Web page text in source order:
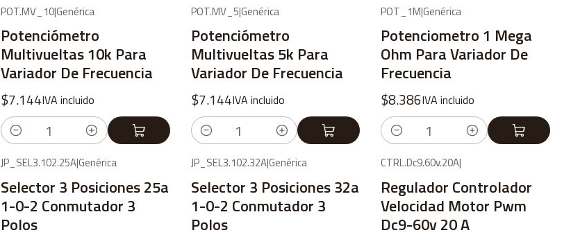
POT.MV_10|Genérica
Potenciómetro
Multivueltas 10k Para
Variador De Frecuencia
$7.144IVA incluido
Cantidad
POT.MV_5|Genérica
Potenciómetro
Multivueltas 5k Para
Variador De Frecuencia
$7.144IVA incluido
Cantidad
POT_1M|Genérica
Potenciometro 1 Mega
Ohm Para Variador De
Frecuencia
$8.386IVA incluido
Cantidad
JP_SEL3.102.25A|Genérica
Selector 3 Posiciones 25a
1-0-2 Conmutador 3
Polos
JP_SEL3.102.32A|Genérica
Selector 3 Posiciones 32a
1-0-2 Conmutador 3
Polos
CTRL.Dc9.60v.20A|
Regulador Controlador
Velocidad Motor Pwm
Dc9-60v 20 A